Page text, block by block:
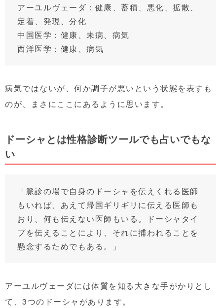
アーユルヴェーダ：健康、蓄積、悪化、拡散、
定着、発現、分化
中国医学：健康、未病、病気
西洋医学：健康、病気
病気ではないが、何か調子が悪いという状態を表すも
のが、まさにここにあるように思います。
ドーシャとは性格診断ツールでも占いでもな
い
「脈診の場で自身のドーシャを伝えくれる医師
もいれば、あえて帰国ギリギリに伝える医師も
おり、何も伝えない医師もいる。ドーシャタイ
プを伝えることにより、それに捕われることを
懸念するためでもある。」
アーユルヴェーダには体質を知る大きな手がかりとし
て、3つのドーシャがあります。